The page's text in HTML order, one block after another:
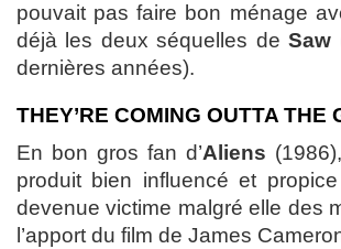
pouvait pas faire bon ménage
déjà les deux séquelles deSaw
dernières années).
THEY’RE COMING OUTTA
En bon gros fan d’Aliens
produit bien influencé et
devenue victime malgré elle des
l’apport du film de James